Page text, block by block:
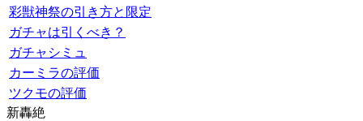
彩獣神祭の引き方と限定
ガチャは引くべき？
ガチャシミュ
カーミラの評価
ツクモの評価
新轟絶